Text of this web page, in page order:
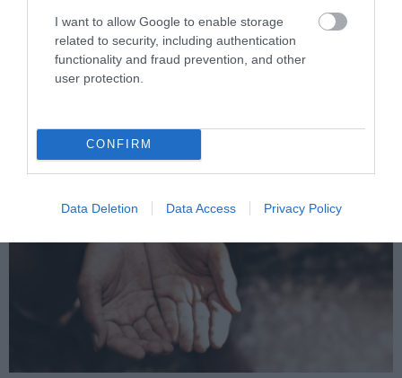
I want to allow Google to enable storage
related to security, including authentication
functionality and fraud prevention, and other
user protection.
CONFIRM
Data Deletion Data Access Privacy Policy
Αρχηγός ισραηλινών δυνάμεων: «Θα
συνεχίσουμε να δρούμε προληπτικά
κατά των αντιπάλων μας»
05.08.2026 | 21:18